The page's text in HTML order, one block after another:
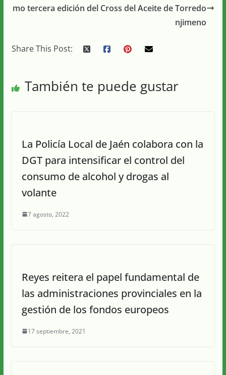
mo tercera edición del Cross del Aceite de Torredo
njimeno
Share This Post:
También te puede gustar
La Policía Local de Jaén colabora con la
DGT para intensificar el control del
consumo de alcohol y drogas al
volante
7 agosto, 2022
Reyes reitera el papel fundamental de
las administraciones provinciales en la
gestión de los fondos europeos
17 septiembre, 2021